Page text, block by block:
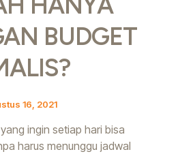
BUDGET
16, 2021
ingin setiap hari bisa
harus menunggu jadwal